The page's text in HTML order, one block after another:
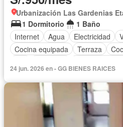
Urbanización Las Gardenias
1 Dormitorio
1 Baño
Internet
Agua Electricidad
Cocina equipada
Terraza
Completamente amoblado
24 jun. 2026 en - GG BIENES RAICES